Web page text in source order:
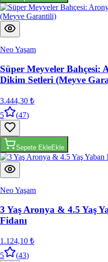
Neo Yaşam
Süper Meyveler Bahçesi:
Dikim Setleri (Meyve
3.444,30 ₺
5
(47)
Sepete EkleEkle
Neo Yaşam
3 Yaş Aronya & 4.5 Yaş
Fidanı
1.124,10 ₺
5
(43)